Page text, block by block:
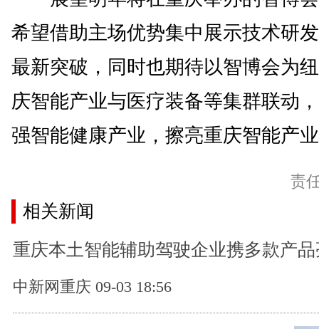
希望借助主场优势集中展示技术研
最新突破，同时也期待以智博会为
庆智能产业与医疗装备等集群联动
强智能健康产业，擦亮重庆智能产
责
相关新闻
重庆本土智能辅助驾驶企业携多款产
中新网重庆 09-03 18:56